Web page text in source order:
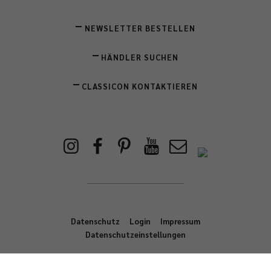
NEWSLETTER BESTELLEN
HÄNDLER SUCHEN
CLASSICON KONTAKTIEREN
Datenschutz Login
Impressum
Datenschutzeinstellungen